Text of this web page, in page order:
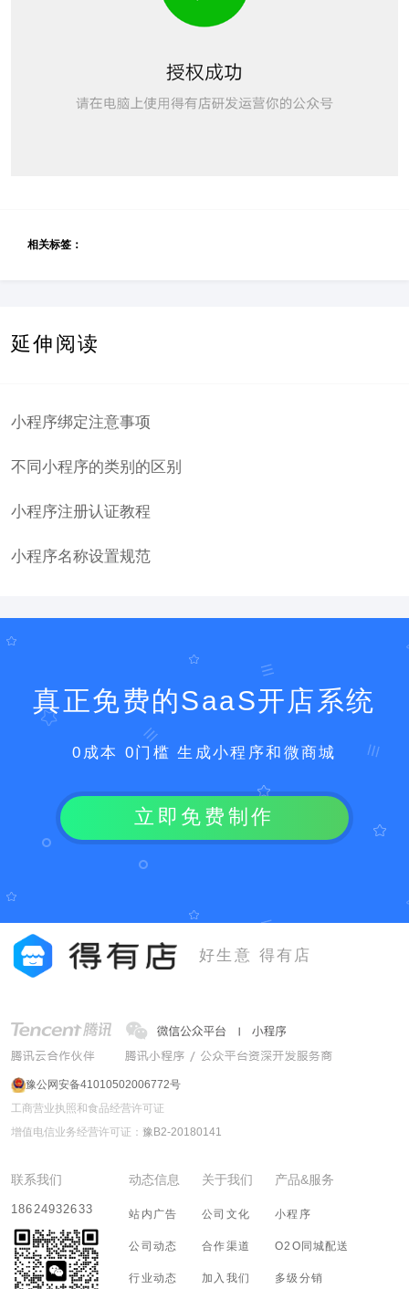
相关标签：
延伸阅读
小程序绑定注意事项
不同小程序的类别的区别
小程序注册认证教程
小程序名称设置规范
真正免费的SaaS开店系统
0成本 0门槛 生成小程序和微商城
立即免费制作
好生意 得有店
豫公网安备41010502006772号
工商营业执照和食品经营许可证
增值电信业务经营许可证： 豫B2-20180141
联系我们
18624932633
动态信息
站内广告
公司动态
行业动态
关于我们
公司文化
合作渠道
加入我们
产品&服务
小程序
O2O同城配送
多级分销